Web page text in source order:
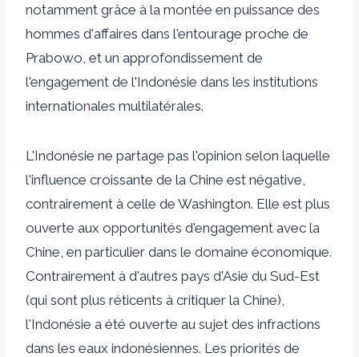
notamment grâce à la montée en puissance des
hommes d'affaires dans l'entourage proche de
Prabowo, et un approfondissement de
l'engagement de l'Indonésie dans les institutions
internationales multilatérales.
L'Indonésie ne partage pas l'opinion selon laquelle
l'influence croissante de la Chine est négative,
contrairement à celle de Washington. Elle est plus
ouverte aux opportunités d'engagement avec la
Chine, en particulier dans le domaine économique.
Contrairement à d'autres pays d'Asie du Sud-Est
(qui sont plus réticents à critiquer la Chine),
l'Indonésie a été ouverte au sujet des infractions
dans les eaux indonésiennes. Les priorités de